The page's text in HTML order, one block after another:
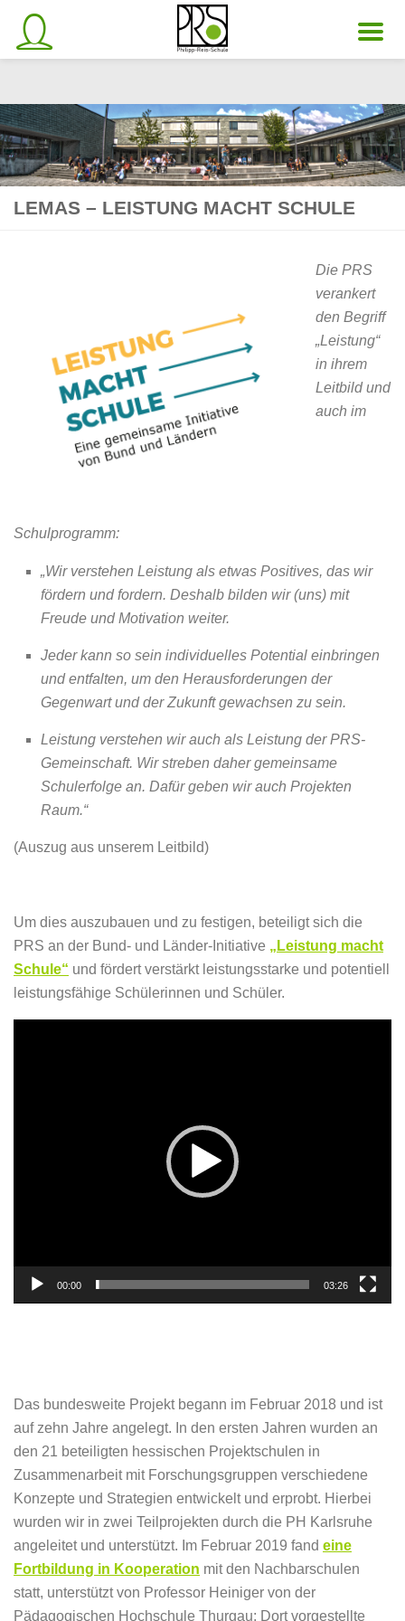
Unter dem Inhalt
LEMAS – LEISTUNG MACHT SCHULE
Die PRS
verankert
den Begriff
„Leistung“
in ihrem
Leitbild und
auch im
Schulprogramm:
„Wir verstehen Leistung als etwas Positives, das wir
fördern und fordern. Deshalb bilden wir (uns) mit
Freude und Motivation weiter.
Jeder kann so sein individuelles Potential einbringen
und entfalten, um den Herausforderungen der
Gegenwart und der Zukunft gewachsen zu sein.
Leistung verstehen wir auch als Leistung der PRS-
Gemeinschaft. Wir streben daher gemeinsame
Schulerfolge an. Dafür geben wir auch Projekten
Raum.“
(Auszug aus unserem Leitbild)
Um dies auszubauen und zu festigen, beteiligt sich die
PRS an der Bund- und Länder-Initiative „Leistung macht
Schule“ und fördert verstärkt leistungsstarke und potentiell
leistungsfähige Schülerinnen und Schüler.
00:00 03:26
Das bundesweite Projekt begann im Februar 2018 und ist
auf zehn Jahre angelegt. In den ersten Jahren wurden an
den 21 beteiligten hessischen Projektschulen in
Zusammenarbeit mit Forschungsgruppen verschiedene
Konzepte und Strategien entwickelt und erprobt. Hierbei
wurden wir in zwei Teilprojekten durch die PH Karlsruhe
angeleitet und unterstützt. Im Februar 2019 fand eine
Fortbildung in Kooperation mit den Nachbarschulen
statt, unterstützt von Professor Heiniger von der
Pädagogischen Hochschule Thurgau: Dort vorgestellte